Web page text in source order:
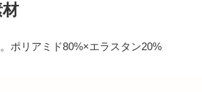
ポリアミド80%×エラスタン20%